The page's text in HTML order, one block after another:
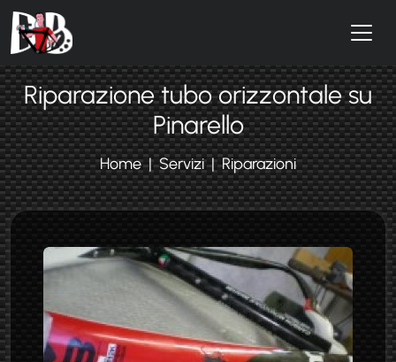
Salta al contenuto principale
Riparazione tubo orizzontale su
Pinarello
Home Servizi Riparazioni